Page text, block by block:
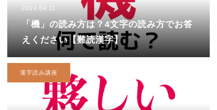
2024.04.11
「機」の読み方は？4文字の読み方でお答
えください【難読漢字】
漢字読み講座